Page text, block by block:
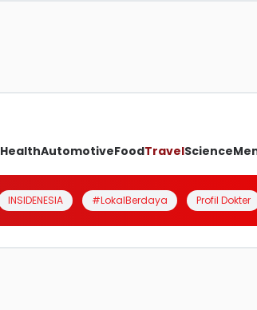
HealthAutomotiveFoodTravelScience
INSIDENESIA #LokalBerdaya Profil Dokter